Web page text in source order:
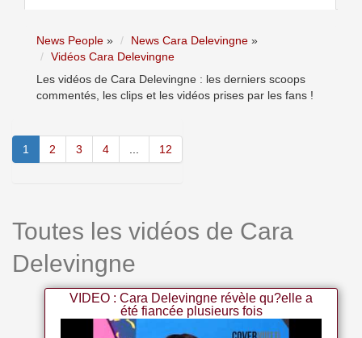
News People » News Cara Delevingne »
Vidéos Cara Delevingne
Les vidéos de Cara Delevingne : les derniers scoops
commentés, les clips et les vidéos prises par les fans !
1 2 3 4 12
Toutes les vidéos de Cara
Delevingne
VIDEO : Cara Delevingne révèle qu?elle a
été fiancée plusieurs fois